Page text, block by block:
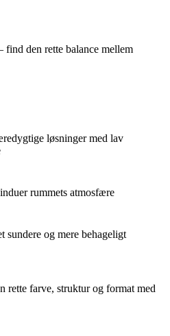
den rette balance mellem
løsninger med lav
rummets atmosfære
sundere og mere behageligt
rette farve, struktur og format med